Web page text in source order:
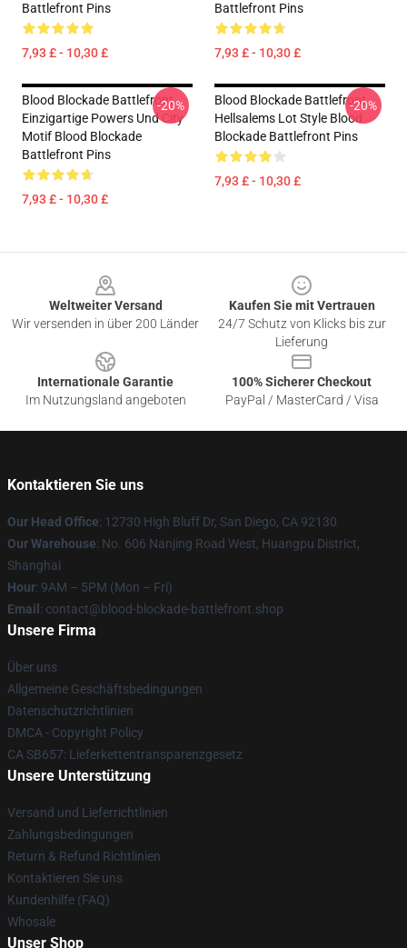
Battlefront Pins
7,93 £ - 10,30 £
Battlefront Pins
7,93 £ - 10,30 £
Blood Blockade Battlefront
Einzigartige Powers Und City
Motif Blood Blockade
Battlefront Pins
7,93 £ - 10,30 £
-20%
Blood Blockade Battlefront
Hellsalems Lot Style Blood
Blockade Battlefront Pins
7,93 £ - 10,30 £
-20%
Weltweiter Versand
Wir versenden in über 200 Länder
Kaufen Sie mit Vertrauen
24/7 Schutz von Klicks bis zur
Lieferung
Internationale Garantie
Im Nutzungsland angeboten
100% Sicherer Checkout
PayPal / MasterCard / Visa
Kontaktieren Sie uns
Our Head Office: 12730 High Bluff Dr, San Diego, CA 92130
Our Warehouse: No. 606 Nanjing Road West, Huangpu District,
Shanghai
Hour: 9AM – 5PM (Mon – Fri)
Email : contact@blood-blockade-battlefront.shop
Unsere Firma
Über uns
Allgemeine Geschäftsbedingungen
Datenschutzrichtlinien
DMCA - Copyright Policy
CA SB657: Lieferkettentransparenzgesetz
Unsere Unterstützung
Versand und Lieferrichtlinien
Zahlungsbedingungen
Return & Refund Richtlinien
Kontaktieren Sie uns
Kundenhilfe (FAQ)
Whosale
Unser Shop